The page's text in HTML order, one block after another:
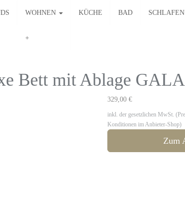
WOHNEN KÜCHE BAD SCHLAFEN
Bett mit Ablage
329,00 €
inkl. der gesetzlichen MwSt.
Konditionen im Anbieter-Shop)
Zum